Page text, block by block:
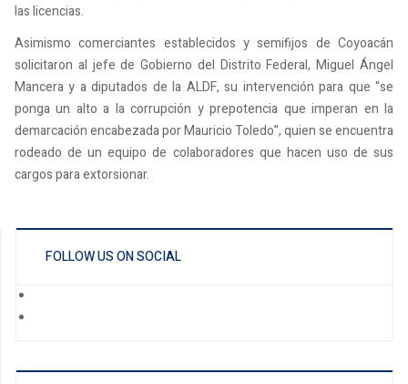
las licencias.
Asimismo comerciantes establecidos y semifijos de Coyoacán
solicitaron al jefe de Gobierno del Distrito Federal, Miguel Ángel
Mancera y a diputados de la ALDF, su intervención para que “se
ponga un alto a la corrupción y prepotencia que imperan en la
demarcación encabezada por Mauricio Toledo”, quien se encuentra
rodeado de un equipo de colaboradores que hacen uso de sus
cargos para extorsionar.
FOLLOW US ON SOCIAL